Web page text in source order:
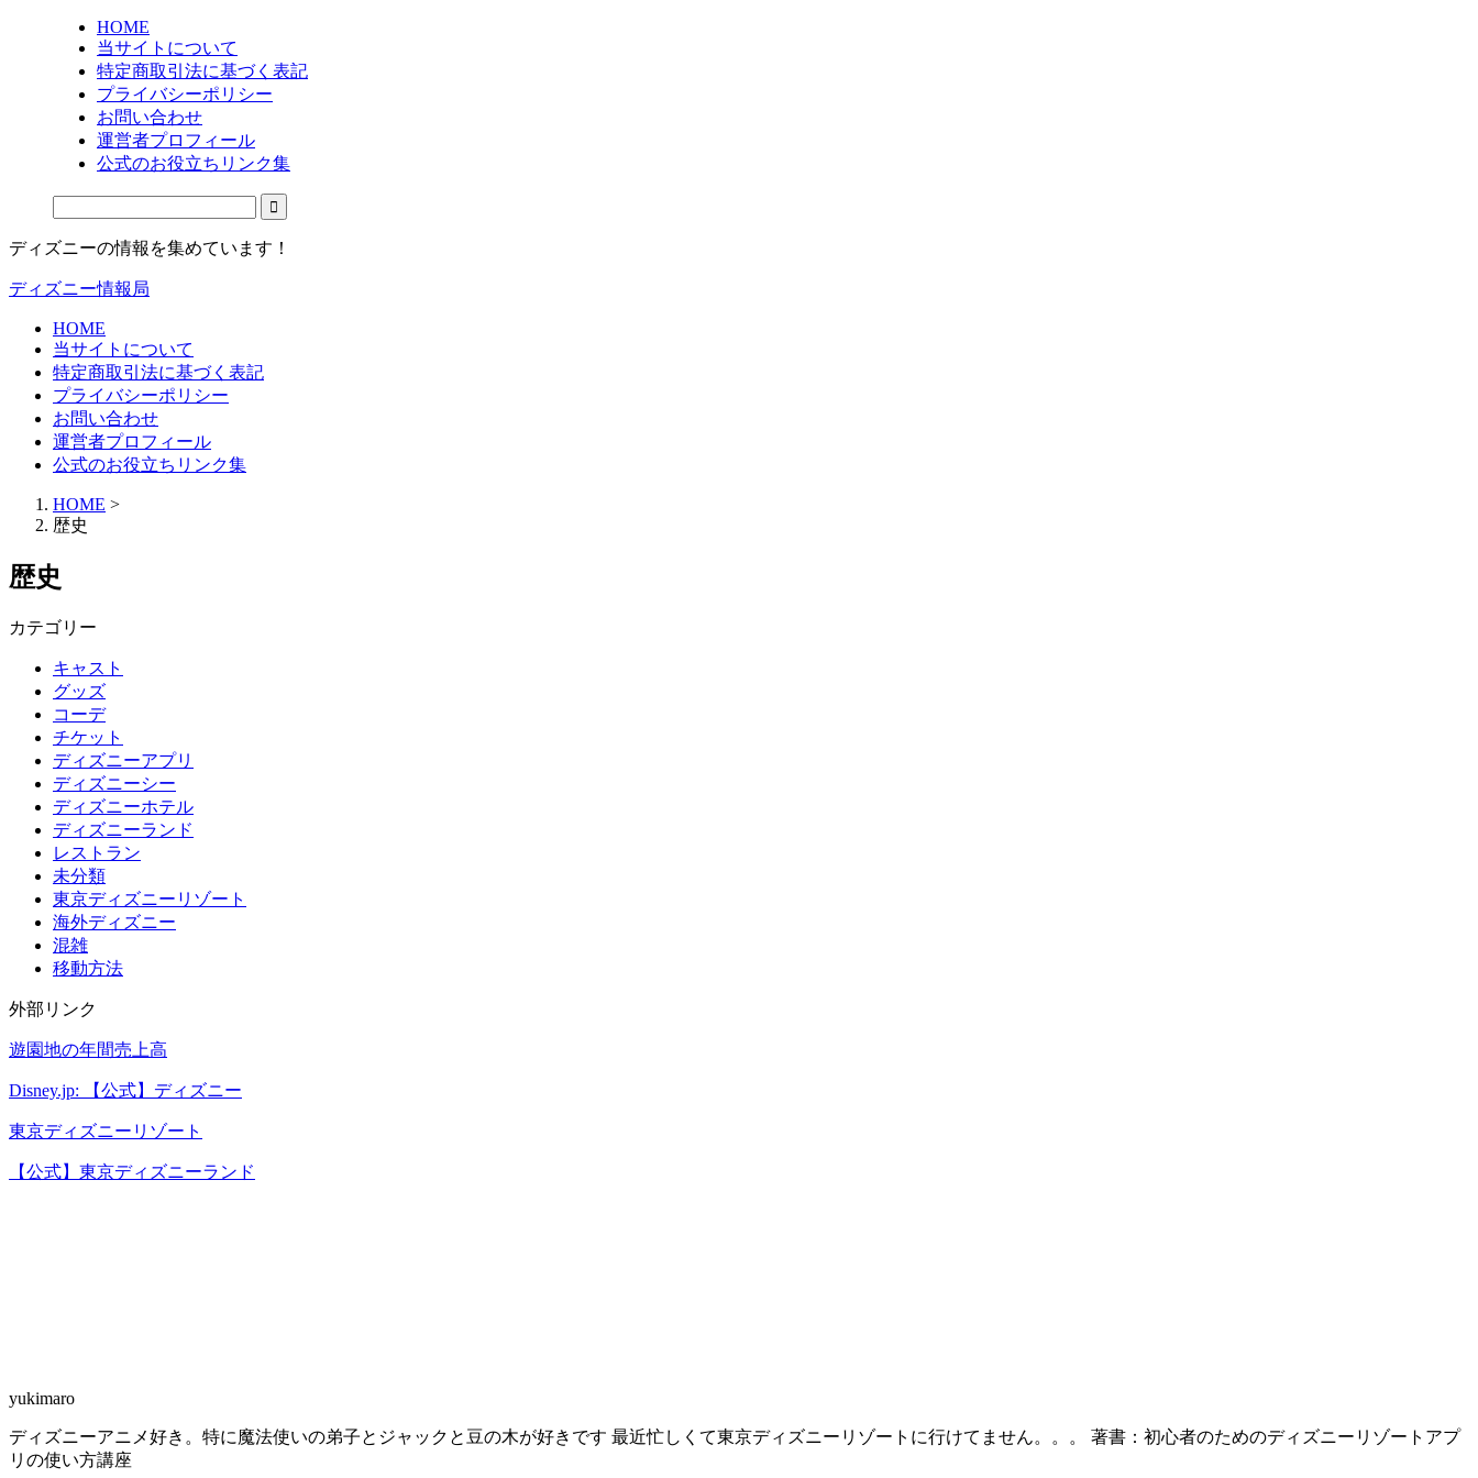
HOME
当サイトについて
特定商取引法に基づく表記
プライバシーポリシー
お問い合わせ
運営者プロフィール
公式のお役立ちリンク集
ディズニーの情報を集めています！
ディズニー情報局
HOME
当サイトについて
特定商取引法に基づく表記
プライバシーポリシー
お問い合わせ
運営者プロフィール
公式のお役立ちリンク集
HOME >
歴史
歴史
カテゴリー
キャスト
グッズ
コーデ
チケット
ディズニーアプリ
ディズニーシー
ディズニーホテル
ディズニーランド
レストラン
未分類
東京ディズニーリゾート
海外ディズニー
混雑
移動方法
外部リンク
遊園地の年間売上高
Disney.jp: 【公式】ディズニー
東京ディズニーリゾート
【公式】東京ディズニーランド
yukimaro
ディズニーアニメ好き。特に魔法使いの弟子とジャックと豆の木が好きです 最近忙しくて東京ディズニーリゾートに行けてません。。。 著書：初心者のためのディズニーリゾートアプ
リの使い方講座